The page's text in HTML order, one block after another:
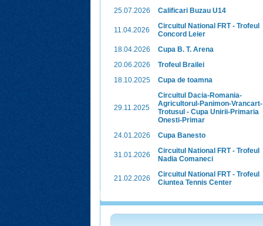
25.07.2026
Calificari Buzau U14
11.04.2026
Circuitul National FRT - Trofeul
Concord Leier
18.04.2026
Cupa B. T. Arena
20.06.2026
Trofeul Brailei
18.10.2025
Cupa de toamna
29.11.2025
Circuitul Dacia-Romania-
Agricultorul-Panimon-Vrancart-
Trotusul - Cupa Unirii-Primaria
Onesti-Primar
24.01.2026
Cupa Banesto
31.01.2026
Circuitul National FRT - Trofeul
Nadia Comaneci
21.02.2026
Circuitul National FRT - Trofeul
Ciuntea Tennis Center